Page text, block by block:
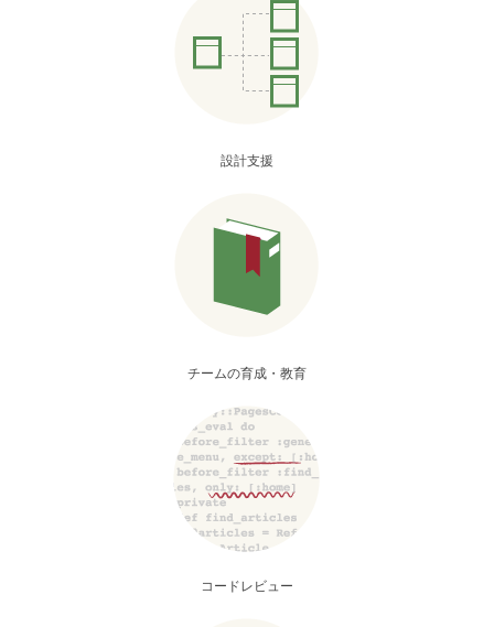
設計支援
チームの育成・教育
コードレビュー